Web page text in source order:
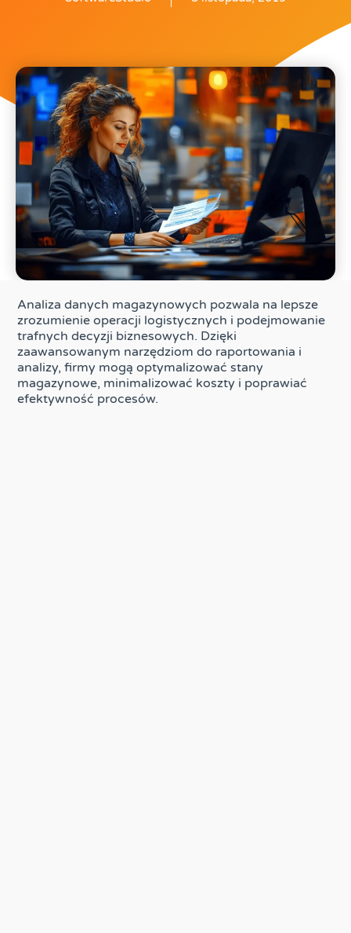
Analiza danych magazynowych pozwala na lepsze
zrozumienie operacji logistycznych i podejmowanie
trafnych decyzji biznesowych. Dzięki
zaawansowanym narzędziom do raportowania i
analizy, firmy mogą optymalizować stany
magazynowe, minimalizować koszty i poprawiać
efektywność procesów.